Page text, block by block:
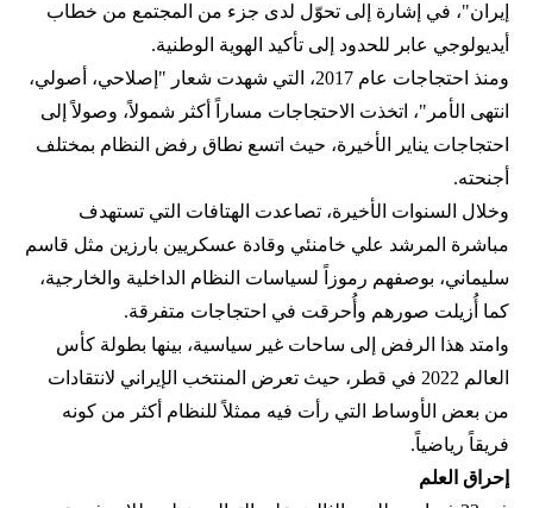
إيران"، في إشارة إلى تحوّل لدى جزء من المجتمع من خطاب
أيديولوجي عابر للحدود إلى تأكيد الهوية الوطنية.
ومنذ احتجاجات عام 2017، التي شهدت شعار "إصلاحي، أصولي،
انتهى الأمر"، اتخذت الاحتجاجات مساراً أكثر شمولاً، وصولاً إلى
احتجاجات يناير الأخيرة، حيث اتسع نطاق رفض النظام بمختلف
أجنحته.
وخلال السنوات الأخيرة، تصاعدت الهتافات التي تستهدف
مباشرة المرشد علي خامنئي وقادة عسكريين بارزين مثل قاسم
سليماني، بوصفهم رموزاً لسياسات النظام الداخلية والخارجية،
كما أُزيلت صورهم وأُحرقت في احتجاجات متفرقة.
وامتد هذا الرفض إلى ساحات غير سياسية، بينها بطولة كأس
العالم 2022 في قطر، حيث تعرض المنتخب الإيراني لانتقادات
من بعض الأوساط التي رأت فيه ممثلاً للنظام أكثر من كونه
فريقاً رياضياً.
إحراق العلم